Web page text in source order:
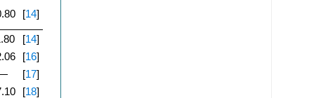
[14]
[14]
[16]
[17]
[18]